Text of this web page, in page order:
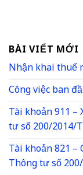
BÀI VIẾT MỚI
Nhận khai thuế
Công việc ban
Tài khoản 911
tư số 200/2014/
Tài khoản 821
Thông tư số